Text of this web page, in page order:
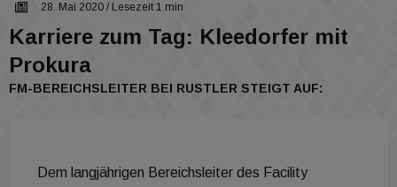
28. Mai 2020 / Lesezeit 1 min
Karriere zum Tag: Kleedorfer mit
Prokura
FM-BEREICHSLEITER BEI RUSTLER STEIGT AUF:
Dem langjährigen Bereichsleiter des Facility